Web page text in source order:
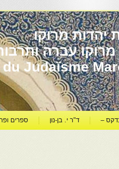
יהדות מרוקו
Judaïsme
– ד"ר י. בן-נון ספרים